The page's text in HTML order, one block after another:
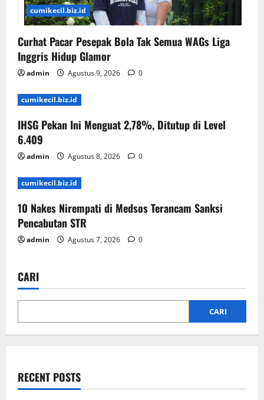
cumikecil.biz.id
Curhat Pacar Pesepak Bola Tak Semua WAGs Liga
Inggris Hidup Glamor
admin Agustus 9, 2026 0
cumikecil.biz.id
IHSG Pekan Ini Menguat 2,78%, Ditutup di Level
6.409
admin Agustus 8, 2026 0
cumikecil.biz.id
10 Nakes Nirempati di Medsos Terancam Sanksi
Pencabutan STR
admin Agustus 7, 2026 0
CARI
CARI
RECENT POSTS